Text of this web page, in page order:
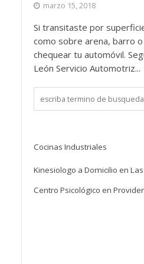
marzo 15, 2018
Si transitaste por
como sobre arena, barro
chequear tu automóvil.
León Servicio Automotriz...
Cocinas Industriales
Kinesiologo a Domicilio en
Centro Psicológico en